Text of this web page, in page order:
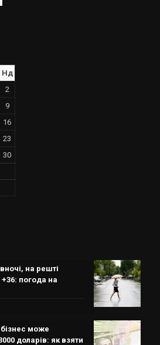
Нд
2
9
16
23
30
на решті
погода на
може
доларів: як взяти